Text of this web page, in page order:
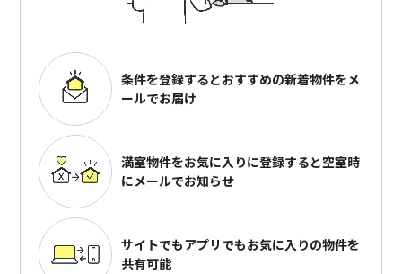
条件を登録するとおすすめの新着物件をメ
ールでお届け
満室物件をお気に入りに登録すると空室時
にメールでお知らせ
サイトでもアプリでもお気に入りの物件を
共有可能